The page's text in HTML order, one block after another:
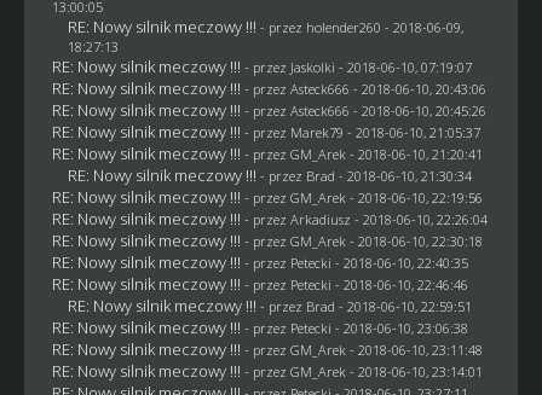
13:00:05
RE: Nowy silnik meczowy !!! - przez holender260 - 2018-06-09,
18:27:13
RE: Nowy silnik meczowy !!! - przez Jaskolki - 2018-06-10, 07:19:07
RE: Nowy silnik meczowy !!! - przez Asteck666 - 2018-06-10, 20:43:06
RE: Nowy silnik meczowy !!! - przez Asteck666 - 2018-06-10, 20:45:26
RE: Nowy silnik meczowy !!! - przez Marek79 - 2018-06-10, 21:05:37
RE: Nowy silnik meczowy !!! - przez GM_Arek - 2018-06-10, 21:20:41
RE: Nowy silnik meczowy !!! - przez Brad - 2018-06-10, 21:30:34
RE: Nowy silnik meczowy !!! - przez GM_Arek - 2018-06-10, 22:19:56
RE: Nowy silnik meczowy !!! - przez Arkadiusz - 2018-06-10, 22:26:04
RE: Nowy silnik meczowy !!! - przez GM_Arek - 2018-06-10, 22:30:18
RE: Nowy silnik meczowy !!! - przez Petecki - 2018-06-10, 22:40:35
RE: Nowy silnik meczowy !!! - przez Petecki - 2018-06-10, 22:46:46
RE: Nowy silnik meczowy !!! - przez Brad - 2018-06-10, 22:59:51
RE: Nowy silnik meczowy !!! - przez Petecki - 2018-06-10, 23:06:38
RE: Nowy silnik meczowy !!! - przez GM_Arek - 2018-06-10, 23:11:48
RE: Nowy silnik meczowy !!! - przez GM_Arek - 2018-06-10, 23:14:01